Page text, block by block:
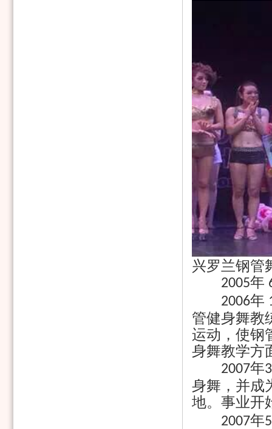
兴罗兰钢管
2005年
2006年
管健身舞教
运动，使钢
身舞教学方
2007年3
身舞，并成
地。事业开
2007年5